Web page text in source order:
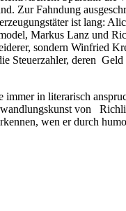
Zur Fahndung
ist lang:
Markus Lanz und
sondern Winfried
Steuerzahler, deren
in literarisch
von
wen er durch